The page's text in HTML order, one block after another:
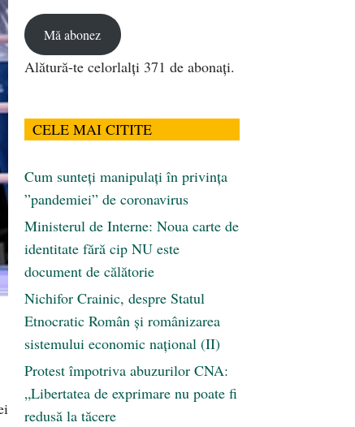
Mă abonez
Alătură-te celorlalți 371 de abonați.
CELE MAI CITITE
Cum sunteți manipulați în privința
”pandemiei” de coronavirus
Ministerul de Interne: Noua carte de
identitate fără cip NU este
document de călătorie
Nichifor Crainic, despre Statul
Etnocratic Român şi românizarea
sistemului economic naţional (II)
Protest împotriva abuzurilor CNA:
„Libertatea de exprimare nu poate fi
redusă la tăcere